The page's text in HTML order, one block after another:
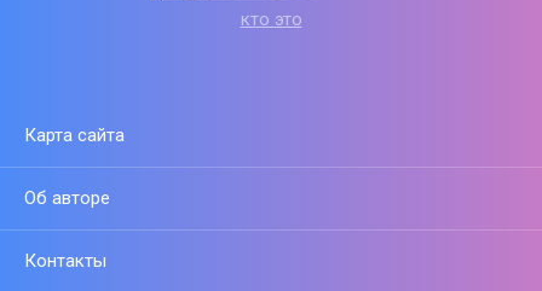
кто это
Карта сайта
Об авторе
Контакты